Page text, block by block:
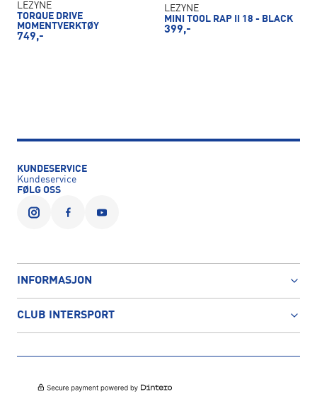
LEZYNE
TORQUE DRIVE
MOMENTVERKTØY
749,-
LEZYNE
MINI TOOL RAP II 18 - BLACK
399,-
KUNDESERVICE
Kundeservice
FØLG OSS
INFORMASJON
CLUB INTERSPORT